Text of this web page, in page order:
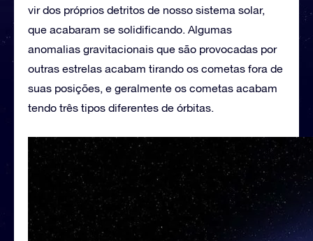
vir dos próprios detritos de nosso sistema solar,
que acabaram se solidificando. Algumas
anomalias gravitacionais que são provocadas por
outras estrelas acabam tirando os cometas fora de
suas posições, e geralmente os cometas acabam
tendo três tipos diferentes de órbitas.